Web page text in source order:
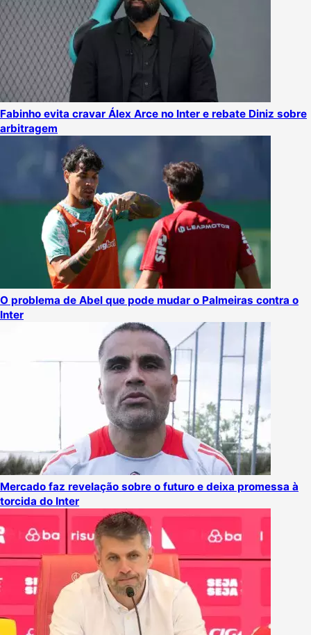
Fabinho evita cravar Álex Arce no Inter e rebate Diniz sobre
arbitragem
O problema de Abel que pode mudar o Palmeiras contra o
Inter
Mercado faz revelação sobre o futuro e deixa promessa à
torcida do Inter